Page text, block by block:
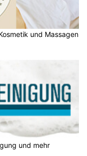
und Massagen
und mehr